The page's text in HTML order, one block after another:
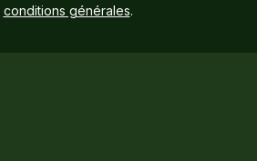
conditions générales.